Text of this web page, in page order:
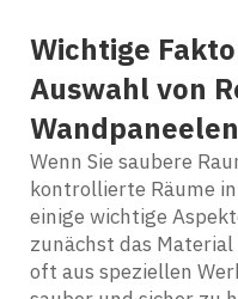
Wichtige
Auswahl von
Wandpaneelen
Wenn Sie saubere
kontrollierte Räume
einige wichtige
zunächst das Material
oft aus speziellen